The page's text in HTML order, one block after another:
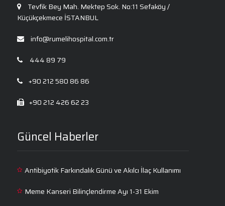
Kulak Burun Boğaz
Nöroloji
Tevfik Bey Mah. Mektep Sok. No:11 Sefaköy /
Küçükçekmece İSTANBUL
info@rumelihospital.com.tr
444 89 79
+90 212 580 86 86
+90 212 426 62 23
Güncel Haberler
Antibiyotik Farkındalık Günü ve Akılcı İlaç Kullanımı
Meme Kanseri Bilinçlendirme Ayı 1-31 Ekim